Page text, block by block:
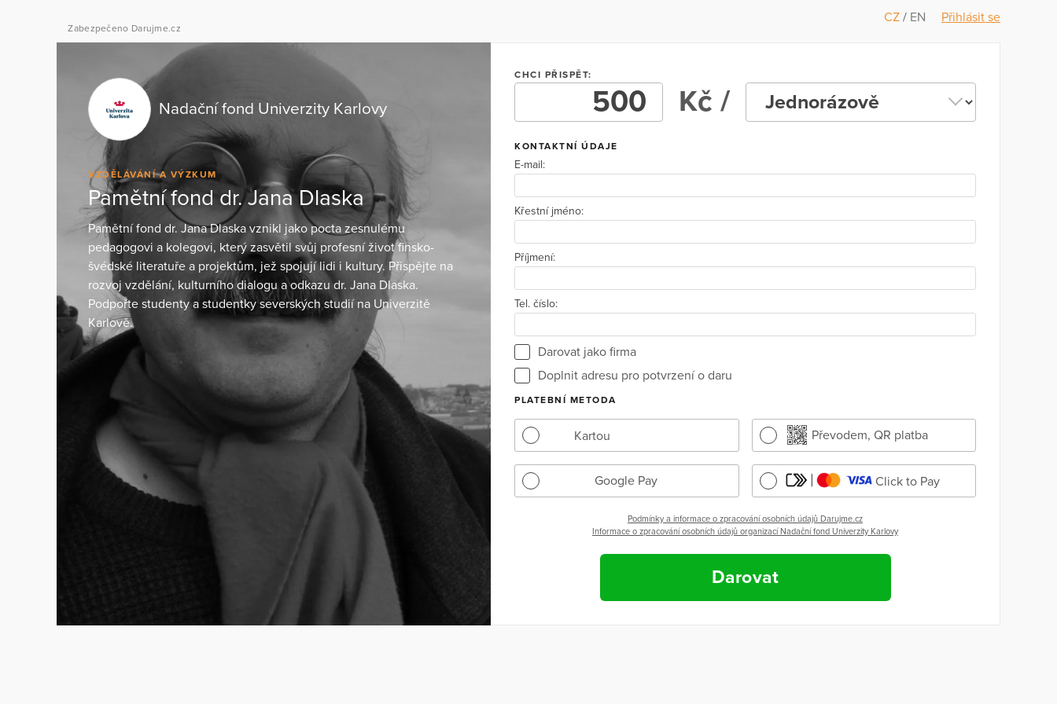
CZ / EN Přihlásit se
Zabezpečeno Darujme.cz
Nadační fond Univerzity Karlovy
VZDĚLÁVÁNÍ A VÝZKUM
Pamětní fond dr. Jana Dlaska
Pamětní fond dr. Jana Dlaska vznikl jako pocta zesnulému
pedagogovi a kolegovi, který zasvětil svůj profesní život finsko-
švédské literatuře a projektům, jež spojují lidi i kultury. Přispějte na
rozvoj vzdělání, kulturního dialogu a odkazu dr. Jana Dlaska.
Podpořte studenty a studentky severských studií na Univerzitě
Karlově.
CHCI PŘISPĚT:
Kč /
KONTAKTNÍ ÚDAJE
E-mail:
Křestní jméno:
Příjmení:
Tel. číslo:
Darovat jako firma
Doplnit adresu pro potvrzení o daru
PLATEBNÍ METODA
Kartou Převodem, QR platba
Google Pay Click to Pay
Podmínky a informace o zpracování osobních údajů Darujme.cz
Informace o zpracování osobních údajů organizací Nadační fond Univerzity Karlovy
Darovat